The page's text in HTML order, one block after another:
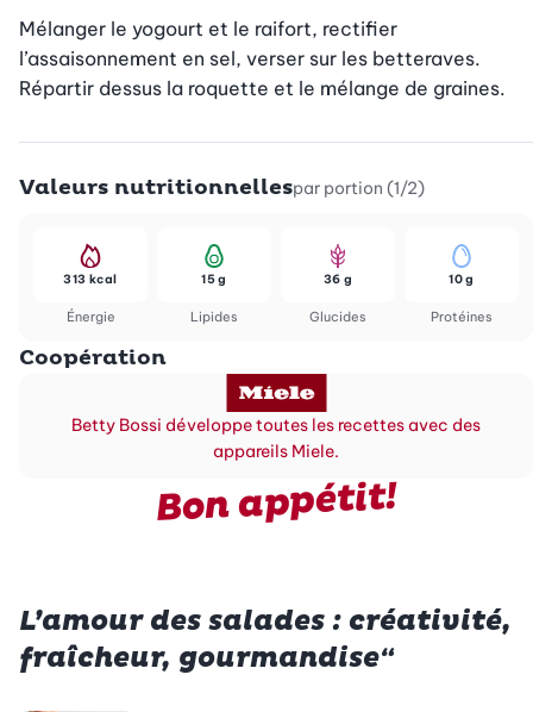
Mélanger le yogourt et le raifort, rectifier
l’assaisonnement en sel, verser sur les betteraves.
Répartir dessus la roquette et le mélange de graines.
Valeurs nutritionnellespar portion (1/2)
Énergie
313 kcal
Lipides
15 g
Glucides
36 g
Protéines
10 g
Coopération
Betty Bossi développe toutes les recettes avec des
appareils Miele.
Bon appétit!
L’amour des salades : créativité,
fraîcheur, gourmandise“